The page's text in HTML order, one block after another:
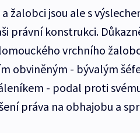
žalobci jsou ale s
právní konstrukci.
vrchního
obviněným - bývalým
- podal proti
práva na obhajobu a